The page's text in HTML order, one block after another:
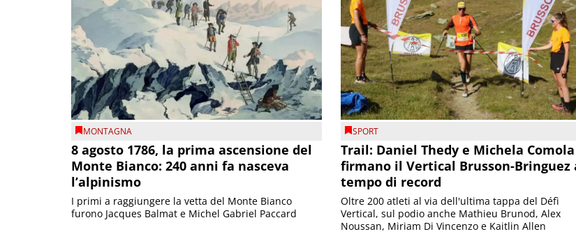
MONTAGNA
8 agosto 1786, la prima ascensione del
Monte Bianco: 240 anni fa nasceva
l’alpinismo
I primi a raggiungere la vetta del Monte Bianco
furono Jacques Balmat e Michel Gabriel Paccard
SPORT
Trail: Daniel Thedy e Michela Comola
firmano il Vertical Brusson-Bringuez
tempo di record
Oltre 200 atleti al via dell'ultima tappa del Défì
Vertical, sul podio anche Mathieu Brunod, Alex
Noussan, Miriam Di Vincenzo e Kaitlin Allen